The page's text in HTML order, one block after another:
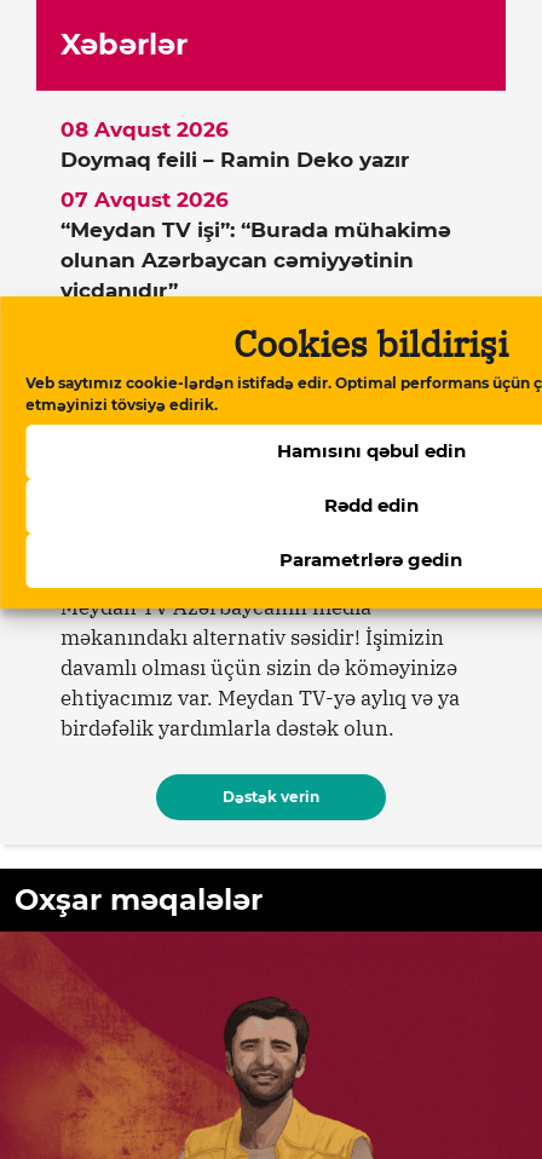
Cookies bildirişi
Veb saytımız cookie-lərdən istifadə edir. Optimal performans üçün
etməyinizi tövsiyə edirik.
Hamısını qəbul edin
Rədd edin
Parametrlərə gedin
Xəbərlər
Doymaq feili – Ramin Deko yazır
08 Avqust 2026
“Meydan TV işi”: “Burada mühakimə
olunan Azərbaycan cəmiyyətinin
vicdanıdır”
07 Avqust 2026
Beynəlxalq Valyuta Fondu:
“Azərbaycan ərzaq inflyasiyasında
Rusiyadan yüksək dərəcədə asılıdır”
Meydan TV Azərbaycanın media
məkanındakı alternativ səsidir! İşimizin
davamlı olması üçün sizin də köməyinizə
ehtiyacımız var. Meydan TV-yə aylıq və ya
birdəfəlik yardımlarla dəstək olun.
Dəstək verin
Oxşar məqalələr